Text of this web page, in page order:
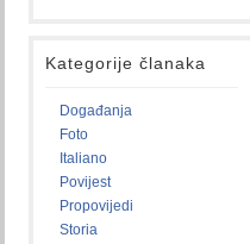
Kategorije članaka
Događanja
Foto
Italiano
Povijest
Propovijedi
Storia